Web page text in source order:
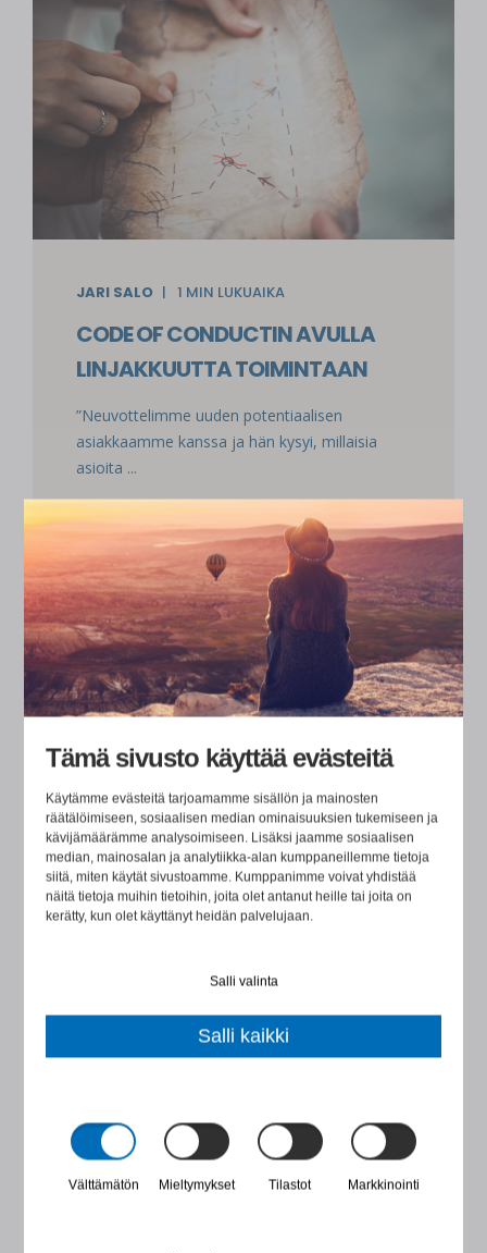
Tämä sivusto käyttää evästeitä
Käytämme evästeitä tarjoamamme sisällön ja mainosten
räätälöimiseen, sosiaalisen median ominaisuuksien tukemiseen ja
kävijämäärämme analysoimiseen. Lisäksi jaamme sosiaalisen
median, mainosalan ja analytiikka-alan kumppaneillemme tietoja
siitä, miten käytät sivustoamme. Kumppanimme voivat yhdistää
näitä tietoja muihin tietoihin, joita olet antanut heille tai joita on
kerätty, kun olet käyttänyt heidän palvelujaan.
Salli valinta
Salli kaikki
Välttämätön Mieltymykset Tilastot Markkinointi
JARI SALO 1 MIN LUKUAIKA
CODE OF CONDUCTIN AVULLA
LINJAKKUUTTA TOIMINTAAN
”Neuvottelimme uuden potentiaalisen
asiakkaamme kanssa ja hän kysyi, millaisia
asioita ...
LUE TÄSTÄ
DESTIAN, SWECON JA WSP:N
KALASATAMAN
RAITIOTIEHANKKEEN